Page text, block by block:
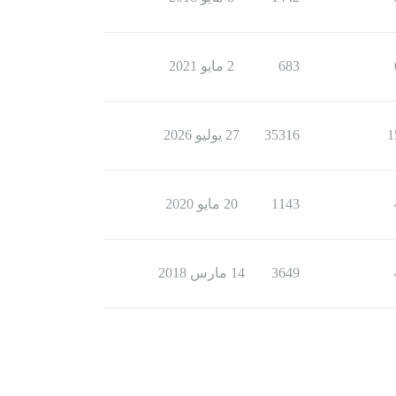
683 2 مايو 2021
35316 27 يوليو 2026
1143 20 مايو 2020
3649 14 مارس 2018